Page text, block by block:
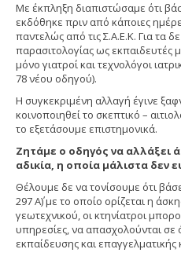
Με έκπληξη διαπιστώσαμε ότι
εκδόθηκε πριν από κάποιες
παντελώς από τις Σ.Α.Ε.Κ. Για τα
παρασιτολογίας ως
μόνο γιατροί και τεχνολόγοι
78 νέου οδηγού).
Η συγκεκριμένη αλλαγή έγινε
κοινοποιηθεί το σκεπτικό –
το εξετάσουμε επιστημονικά.
Ζητάμε ο οδηγός να αλλάξει
αδικία, η οποία μάλιστα δεν
Θέλουμε δε να τονίσουμε ότι
297 Α΄) με το οποίο ορίζεται η
γεωτεχνικού, οι κτηνίατροι
υπηρεσίες, να απασχολούνται σε
εκπαίδευσης και επαγγελματικής